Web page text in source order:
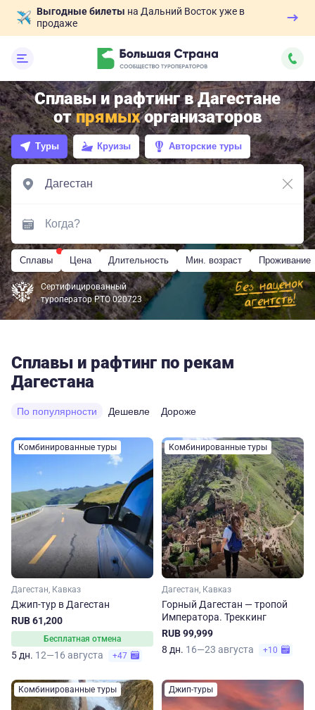
Выгодные билеты на Дальний Восток уже в
продаже
Сплавы и рафтинг в Дагестане
отпрямыхорганизаторов
Туры Круизы Авторские туры
Сплавы Цена Длительность Мин. возраст Проживание
Сертифицированный
туроператор РТО 020723
Сплавы и рафтинг по рекам
Дагестана
По популярности Дешевле Дороже
Комбинированные туры
Дагестан, Кавказ
Джип-тур в Дагестан
RUB 61,200
Бесплатная отмена
5 дн. 12—16 августа +47
Комбинированные туры
Дагестан, Кавказ
Горный Дагестан — тропой
Императора. Треккинг
RUB 99,999
8 дн. 16—23 августа +10
Комбинированные туры Джип-туры